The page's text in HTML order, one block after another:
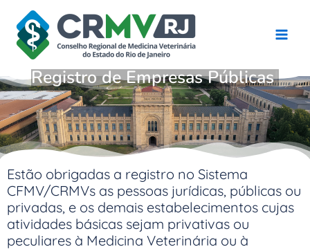
para
conteúdo
Registro de Empresas Públicas
Estão obrigadas a registro no Sistema
CFMV/CRMVs as pessoas jurídicas, públicas ou
privadas, e os demais estabelecimentos cujas
atividades básicas sejam privativas ou
peculiares à Medicina Veterinária ou à